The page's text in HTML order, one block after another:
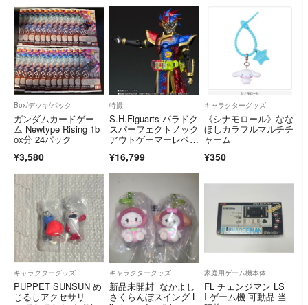
Box/デッキ/パック
ガンダムカードゲー
ム Newtype Rising 1b
ox分 24パック
¥3,580
特撮
S.H.Figuarts パラドク
スパーフェクトノック
アウトゲーマーレベル
¥16,799
キャラクターグッズ
《シナモロール》なな
ほしカラフルマルチチ
ャーム
¥350
キャラクターグッズ
PUPPET SUNSUN め
じるしアクセサリ
キャラクターグッズ
新品未開封 なかよし
さくらんぼスイング L
家庭用ゲーム機本体
FL チェンジマン LS
I ゲーム機 可動品 当